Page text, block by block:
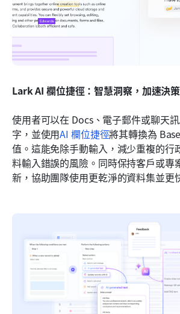
Lark AI 欄位捷徑：智慧洞察，加速決策
使用者可以在 Docs、電子郵件或聊天
字，並使用AI 欄位捷徑將其轉換為
值。這能免除手動輸入，減少重複的行
料輸入錯誤的風險。同時保持客戶或專
新，協助團隊使用更乾淨的資料集並更